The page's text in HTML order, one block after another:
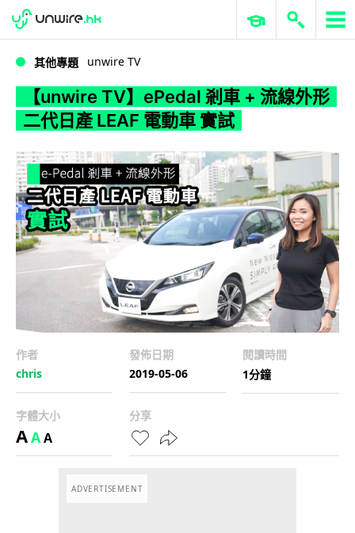
WWDC 2026 ERP 與商業 AI
其他專題 unwire TV
【unwire TV】ePedal 剎車 + 流線外形
二代日產 LEAF 電動車 實試
作者
chris
發佈日期
2019-05-06
閱讀時間
1分鐘
字體大小
AAA
分享
ADVERTISEMENT